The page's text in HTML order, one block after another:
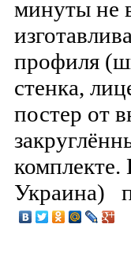
минуты не
профиля
стенка,
постер от
Украина)